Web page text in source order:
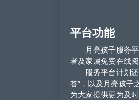
平台功能
月亮孩子服务平
者及家属免费在线
服务平台计划还
答”，以及月亮孩子
为大家提供更为及